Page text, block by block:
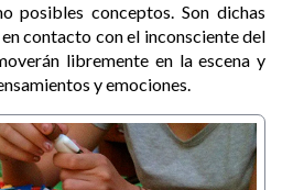
posibles conceptos. Son dichas
en contacto con el inconsciente del
libremente en la escena y
y emociones.